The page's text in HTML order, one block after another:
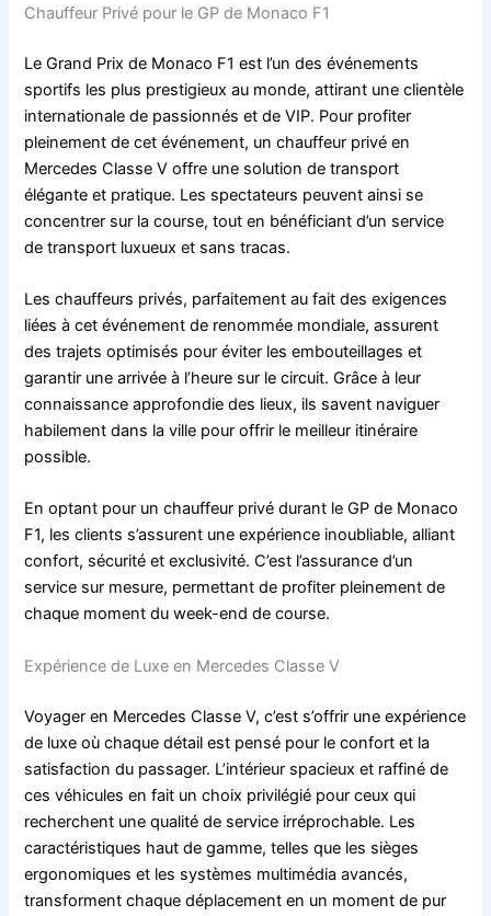
Chauffeur Privé pour le GP de Monaco F1
Le Grand Prix de Monaco F1 est l’un des événements
sportifs les plus prestigieux au monde, attirant une clientèle
internationale de passionnés et de VIP. Pour profiter
pleinement de cet événement, un chauffeur privé en
Mercedes Classe V offre une solution de transport
élégante et pratique. Les spectateurs peuvent ainsi se
concentrer sur la course, tout en bénéficiant d’un service
de transport luxueux et sans tracas.
Les chauffeurs privés, parfaitement au fait des exigences
liées à cet événement de renommée mondiale, assurent
des trajets optimisés pour éviter les embouteillages et
garantir une arrivée à l’heure sur le circuit. Grâce à leur
connaissance approfondie des lieux, ils savent naviguer
habilement dans la ville pour offrir le meilleur itinéraire
possible.
En optant pour un chauffeur privé durant le GP de Monaco
F1, les clients s’assurent une expérience inoubliable, alliant
confort, sécurité et exclusivité. C’est l’assurance d’un
service sur mesure, permettant de profiter pleinement de
chaque moment du week-end de course.
Expérience de Luxe en Mercedes Classe V
Voyager en Mercedes Classe V, c’est s’offrir une expérience
de luxe où chaque détail est pensé pour le confort et la
satisfaction du passager. L’intérieur spacieux et raffiné de
ces véhicules en fait un choix privilégié pour ceux qui
recherchent une qualité de service irréprochable. Les
caractéristiques haut de gamme, telles que les sièges
ergonomiques et les systèmes multimédia avancés,
transforment chaque déplacement en un moment de pur